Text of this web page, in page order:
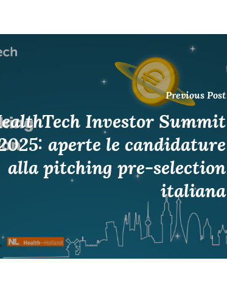
Previous Post
Investor Summit
aperte le candidature
alla pitching pre-selection
italiana